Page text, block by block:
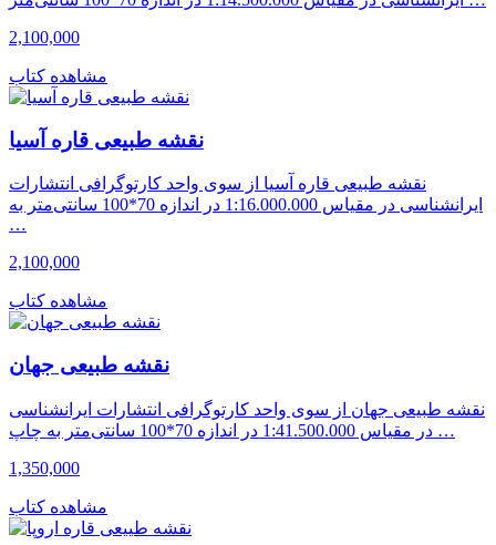
2,100,000
مشاهده کتاب
نقشه طبیعی قاره آسیا
نقشه طبیعی قاره آسیا از سوی واحد کارتوگرافی انتشارات
ایرانشناسی در مقیاس 1:16.000.000 در اندازه 70*100 سانتی‌متر به
…
2,100,000
مشاهده کتاب
نقشه طبیعی جهان
نقشه طبیعی جهان از سوی واحد کارتوگرافی انتشارات ایرانشناسی
در مقیاس 1:41.500.000 در اندازه 70*100 سانتی‌متر به چاپ …
1,350,000
مشاهده کتاب